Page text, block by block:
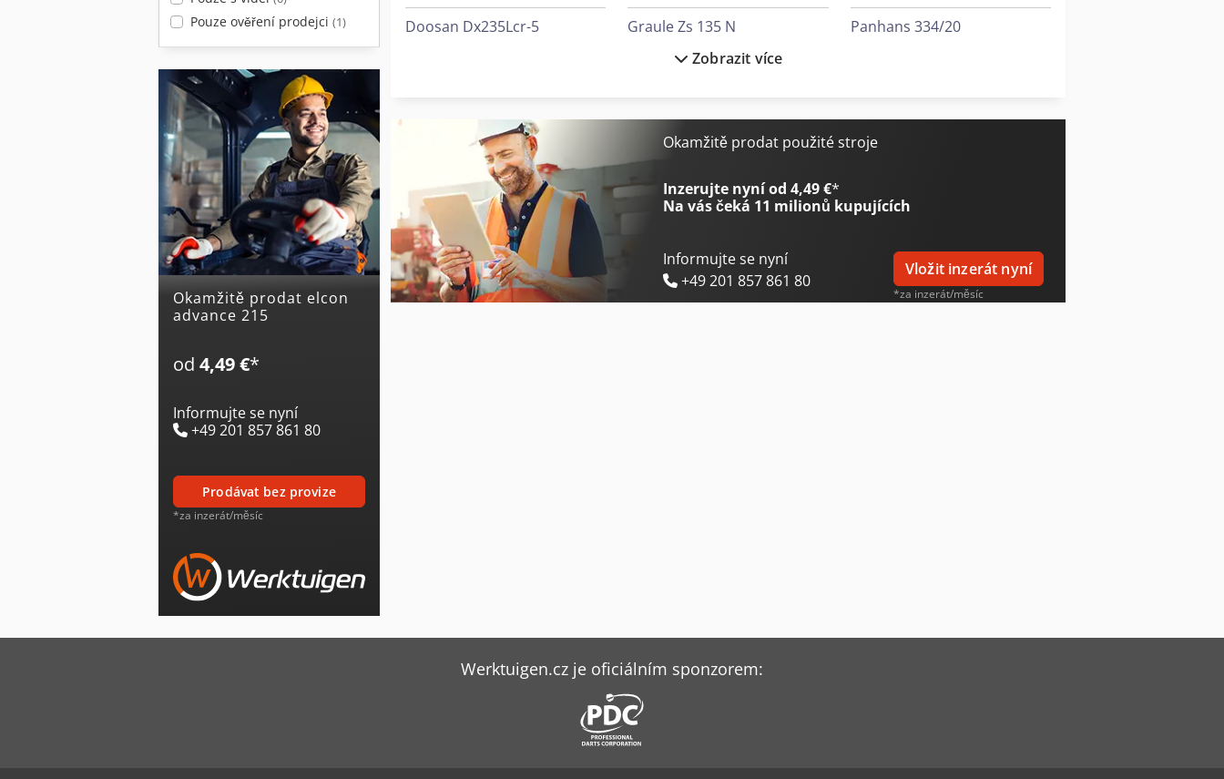
Pouze ověření prodejci (1)
Okamžitě prodat elcon
advance 215
od 4,49 €*
Informujte se nyní
+49 201 857 861 80
prodávat bez provize
*za inzerát/měsíc
Doosan Dx235Lcr-5
Elumatec Sbz 150
Emco Emcomat E-200 Mc
Graule Zs 135 N
Graule Zs 170
Graule Zs 85 N
Panhans 334/20
Zobrazit více
Okamžitě prodat použité stroje
Inzerujte nyní od 4,49 €*
Na vás čeká 11 milionů kupujících
Informujte se nyní
+49 201 857 861 80
Vložit inzerát nyní
*za inzerát/měsíc
Werktuigen.cz je oficiálním sponzorem: